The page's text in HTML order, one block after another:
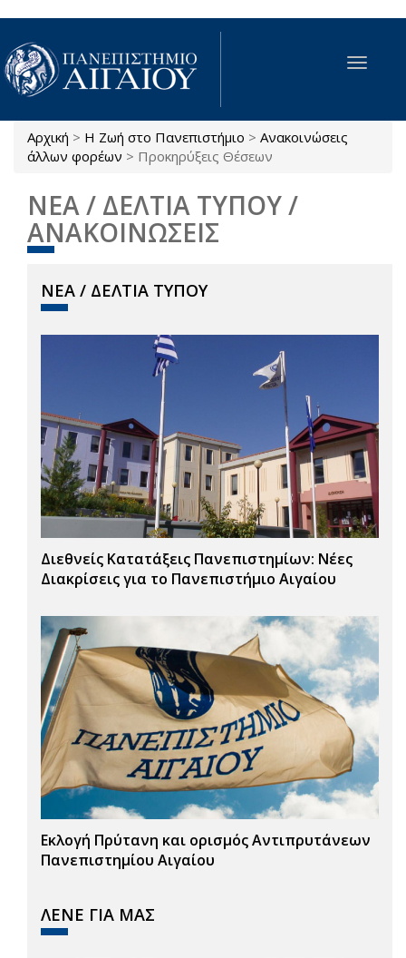
Παράκαμψη προς το κυρίως περιεχόμενο
Toggle
Είστε εδώ
Αρχική > Η Ζωή στο Πανεπιστήμιο > Ανακοινώσεις
άλλων φορέων > Προκηρύξεις Θέσεων
ΝΕΑ / ΔΕΛΤΙΑ ΤΥΠΟΥ /
ΑΝΑΚΟΙΝΩΣΕΙΣ
ΝΕΑ / ΔΕΛΤΙΑ ΤΥΠΟΥ
Διεθνείς Κατατάξεις Πανεπιστημίων: Νέες
Διακρίσεις για το Πανεπιστήμιο Αιγαίου
Εκλογή Πρύτανη και ορισμός Αντιπρυτάνεων
Πανεπιστημίου Αιγαίου
ΛΕΝΕ ΓΙΑ ΜΑΣ